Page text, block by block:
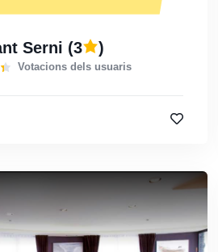
Serni (3 )
Votacions dels usuaris